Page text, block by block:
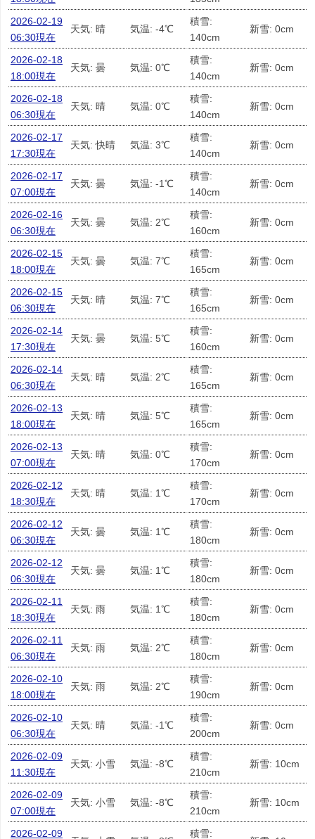
2026-02-19
06:30現在
天気: 晴 気温: -4℃
積雪:
140cm
新雪: 0cm
2026-02-18
18:00現在
天気: 曇 気温: 0℃
積雪:
140cm
新雪: 0cm
2026-02-18
06:30現在
天気: 晴 気温: 0℃
積雪:
140cm
新雪: 0cm
2026-02-17
17:30現在
天気: 快晴 気温: 3℃
積雪:
140cm
新雪: 0cm
2026-02-17
07:00現在
天気: 曇 気温: -1℃
積雪:
140cm
新雪: 0cm
2026-02-16
06:30現在
天気: 曇 気温: 2℃
積雪:
160cm
新雪: 0cm
2026-02-15
18:00現在
天気: 曇 気温: 7℃
積雪:
165cm
新雪: 0cm
2026-02-15
06:30現在
天気: 晴 気温: 7℃
積雪:
165cm
新雪: 0cm
2026-02-14
17:30現在
天気: 曇 気温: 5℃
積雪:
160cm
新雪: 0cm
2026-02-14
06:30現在
天気: 晴 気温: 2℃
積雪:
165cm
新雪: 0cm
2026-02-13
18:00現在
天気: 晴 気温: 5℃
積雪:
165cm
新雪: 0cm
2026-02-13
07:00現在
天気: 晴 気温: 0℃
積雪:
170cm
新雪: 0cm
2026-02-12
18:30現在
天気: 晴 気温: 1℃
積雪:
170cm
新雪: 0cm
2026-02-12
06:30現在
天気: 曇 気温: 1℃
積雪:
180cm
新雪: 0cm
2026-02-12
06:30現在
天気: 曇 気温: 1℃
積雪:
180cm
新雪: 0cm
2026-02-11
18:30現在
天気: 雨 気温: 1℃
積雪:
180cm
新雪: 0cm
2026-02-11
06:30現在
天気: 雨 気温: 2℃
積雪:
180cm
新雪: 0cm
2026-02-10
18:00現在
天気: 雨 気温: 2℃
積雪:
190cm
新雪: 0cm
2026-02-10
06:30現在
天気: 晴 気温: -1℃
積雪:
200cm
新雪: 0cm
2026-02-09
11:30現在
天気: 小雪 気温: -8℃
積雪:
210cm
新雪: 10cm
2026-02-09
07:00現在
天気: 小雪 気温: -8℃
積雪:
210cm
新雪: 10cm
2026-02-09
積雪: